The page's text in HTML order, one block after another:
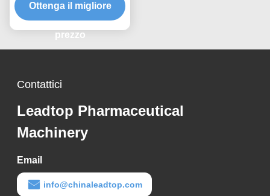
farmaceutiche
automatiche
Ottenga il migliore
prezzo
Contattici
Leadtop Pharmaceutical
Machinery
Email
info@chinaleadtop.com